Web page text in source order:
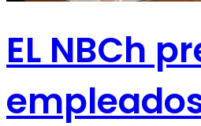
EL NBCh